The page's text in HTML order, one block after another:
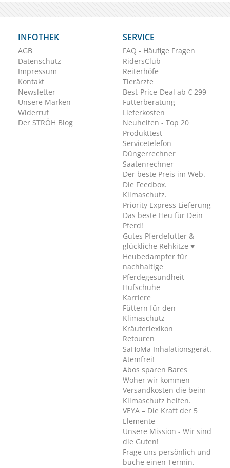
INFOTHEK
AGB
Datenschutz
Impressum
Kontakt
Newsletter
Unsere Marken
Widerruf
Der STRÖH Blog
SERVICE
FAQ - Häufige Fragen
RidersClub
Reiterhöfe
Tierärzte
Best-Price-Deal ab € 299
Futterberatung
Lieferkosten
Neuheiten - Top 20
Produkttest
Servicetelefon
Düngerrechner
Saatenrechner
Der beste Preis im Web.
Die Feedbox.
Klimaschutz.
Priority Express Lieferung
Das beste Heu für Dein
Pferd!
Gutes Pferdefutter &
glückliche Rehkitze ♥
Heubedampfer für
nachhaltige
Pferdegesundheit
Hufschuhe
Karriere
Füttern für den
Klimaschutz
Kräuterlexikon
Retouren
SaHoMa Inhalationsgerät.
Atemfrei!
Abos sparen Bares
Woher wir kommen
Versandkosten die beim
Klimaschutz helfen.
VEYA – Die Kraft der 5
Elemente
Unsere Mission - Wir sind
die Guten!
Frage uns persönlich und
buche einen Termin.